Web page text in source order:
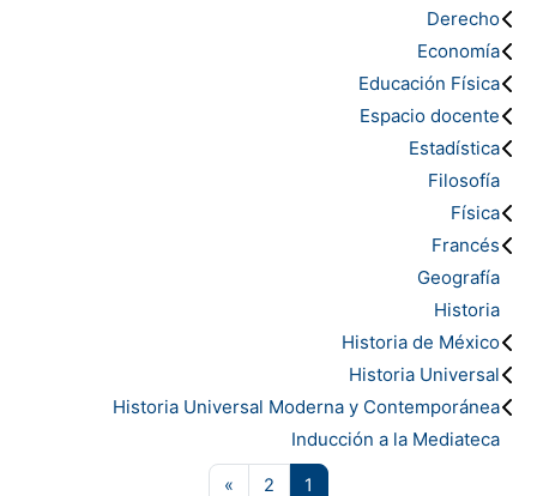
Derecho
Economía
Educación Física
Espacio docente
Estadística
Filosofía
Física
Francés
Geografía
Historia
Historia de México
Historia Universal
Historia Universal Moderna y Contemporánea
Inducción a la Mediateca
صفحة 1صفحة 2الصفحة التالية